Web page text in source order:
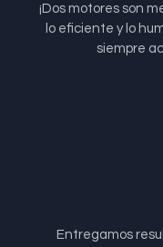
¡Dos motores son
lo eficiente y lo
siempre
Entregamos